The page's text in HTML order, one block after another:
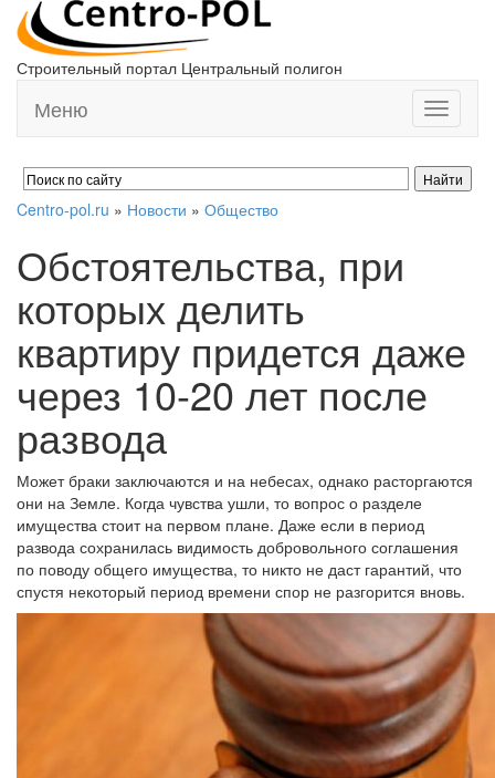
Строительный портал Центральный полигон
Toggle
Меню
Centro-pol.ru » Новости » Общество
Обстоятельства, при
которых делить
квартиру придется даже
через 10-20 лет после
развода
Может браки заключаются и на небесах, однако расторгаются
они на Земле. Когда чувства ушли, то вопрос о разделе
имущества стоит на первом плане. Даже если в период
развода сохранилась видимость добровольного соглашения
по поводу общего имущества, то никто не даст гарантий, что
спустя некоторый период времени спор не разгорится вновь.